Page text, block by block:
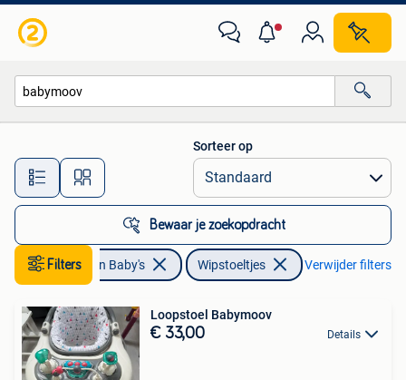
Alle afstanden…
Sorteer op
Bewaar je zoekopdracht
Filters
Kinderen en Baby's Wipstoeltjes Verwijder filters
Loopstoel Babymoov
€ 33,00 Details